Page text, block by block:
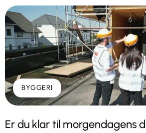
BYGGERI
Er du klar til morgendagens